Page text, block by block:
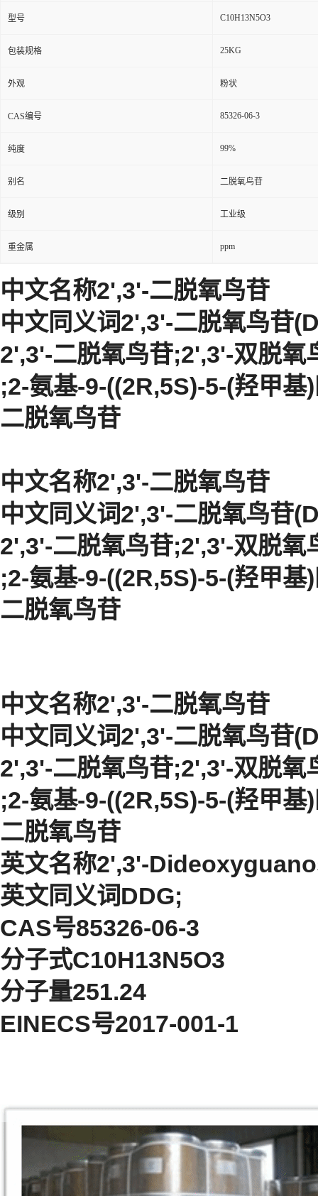
型号 C10H13N5O3
包装规格 25KG
外观 粉状
CAS编号 85326-06-3
纯度 99%
别名 二脱氧鸟苷
级别 工业级
重金属 ppm
中文名称2',3'-二脱氧鸟苷
中文同义词2',3'-二脱氧鸟苷
2',3'-二脱氧鸟苷;2',3'-双脱氧
;2-氨基-9-((2R,5S)-5-(羟甲
二脱氧鸟苷
中文名称2',3'-二脱氧鸟苷
中文同义词2',3'-二脱氧鸟苷
2',3'-二脱氧鸟苷;2',3'-双脱氧
;2-氨基-9-((2R,5S)-5-(羟甲
二脱氧鸟苷
中文名称2',3'-二脱氧鸟苷
中文同义词2',3'-二脱氧鸟苷
2',3'-二脱氧鸟苷;2',3'-双脱氧
;2-氨基-9-((2R,5S)-5-(羟甲
二脱氧鸟苷
英文名称2',3'-
英文同义词DDG;
CAS号85326-06-3
分子式C10H13N5O3
分子量251.24
EINECS号2017-001-1